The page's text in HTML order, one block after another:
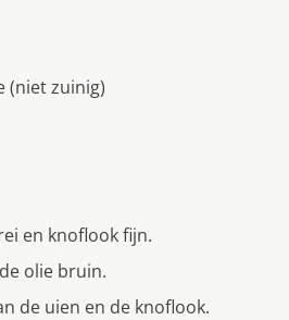
(niet zuinig)
en knoflook fijn.
olie bruin.
de uien en de knoflook.